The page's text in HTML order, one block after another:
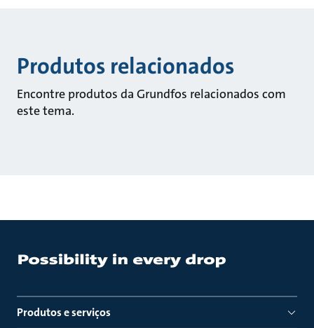
Produtos relacionados
Encontre produtos da Grundfos relacionados com
este tema.
Produtos e serviços